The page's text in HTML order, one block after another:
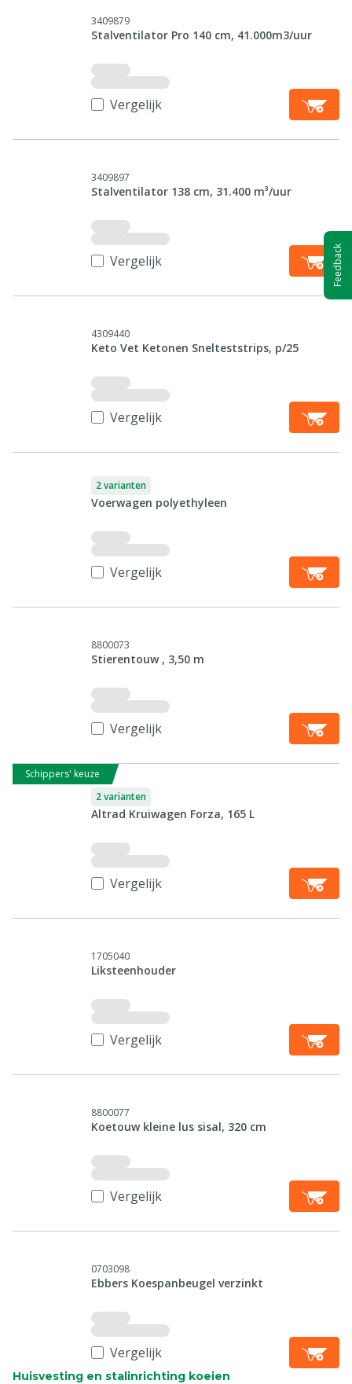
3409879
Stalventilator Pro 140 cm, 41.000m3/uur
Vergelijk
3409897
Stalventilator 138 cm, 31.400 m³/uur
Vergelijk
4309440
Keto Vet Ketonen Snelteststrips, p/25
Vergelijk
2 varianten
Voerwagen polyethyleen
Vergelijk
8800073
Stierentouw , 3,50 m
Vergelijk
Schippers' keuze
2 varianten
Altrad Kruiwagen Forza, 165 L
Vergelijk
1705040
Liksteenhouder
Vergelijk
8800077
Koetouw kleine lus sisal, 320 cm
Vergelijk
0703098
Ebbers Koespanbeugel verzinkt
Vergelijk
Huisvesting en stalinrichting koeien
Feedback